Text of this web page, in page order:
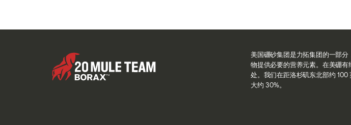
美国硼砂集团是力拓集团的一部
物提供必要的营养元素。在美硼
处。我们在距洛杉矶东北部约
大约 30%。